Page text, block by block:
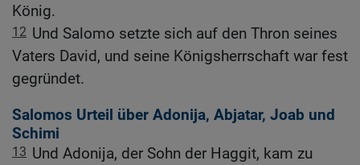
König.
12 Und Salomo setzte sich auf den Thron seines
Vaters David, und seine Königsherrschaft war fest
gegründet.
Salomos Urteil über Adonija, Abjatar, Joab und
Schimi
13 Und Adonija, der Sohn der Haggit, kam zu